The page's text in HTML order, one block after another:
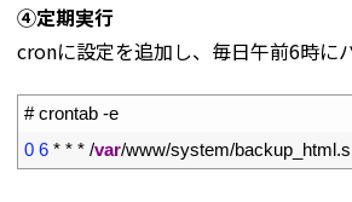
④定期実行
cronに設定を追加し、毎日午前6時に
# crontab -e
0 6 * * * /var/www/system/backup_html.